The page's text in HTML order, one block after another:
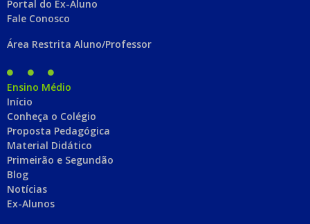
Portal do Ex-Aluno
Fale Conosco
Área Restrita Aluno/Professor
Ensino Médio
Início
Conheça o Colégio
Proposta Pedagógica
Material Didático
Primeirão e Segundão
Blog
Notícias
Ex-Alunos